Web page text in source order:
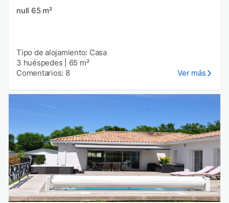
null 65 m²
Tipo de alojamiento: Casa
3 huéspedes
65 m²
Comentarios: 8
Ver más